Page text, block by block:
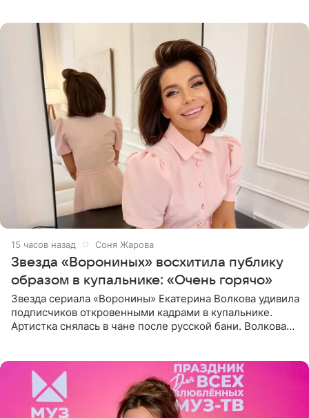
15 часов назад Соня Жарова
Звезда «Ворониных» восхитила публику
образом в купальнике: «Очень горячо»
Звезда сериала «Воронины» Екатерина Волкова удивила
подписчиков откровенными кадрами в купальнике.
Артистка снялась в чане после русской бани. Волкова